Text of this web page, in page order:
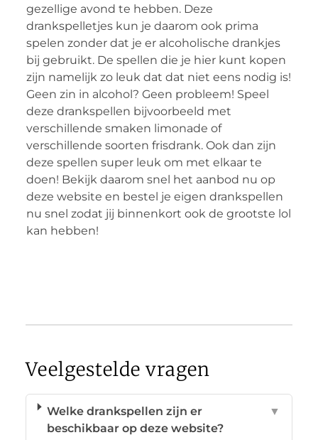
gezellige avond te hebben. Deze
drankspelletjes kun je daarom ook prima
spelen zonder dat je er alcoholische drankjes
bij gebruikt. De spellen die je hier kunt kopen
zijn namelijk zo leuk dat dat niet eens nodig is!
Geen zin in alcohol? Geen probleem! Speel
deze drankspellen bijvoorbeeld met
verschillende smaken limonade of
verschillende soorten frisdrank. Ook dan zijn
deze spellen super leuk om met elkaar te
doen! Bekijk daarom snel het aanbod nu op
deze website en bestel je eigen drankspellen
nu snel zodat jij binnenkort ook de grootste lol
kan hebben!
Veelgestelde vragen
Welke drankspellen zijn er
beschikbaar op deze website?
▼